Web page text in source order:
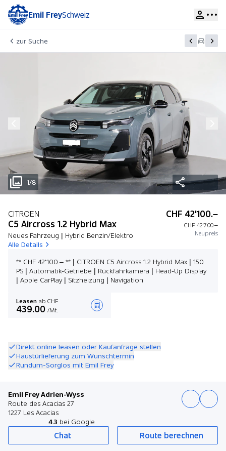
Emil FreySchweiz
zur Suche
1/8
CITROEN
C5 Aircross 1.2 Hybrid Max
Neues Fahrzeug | Hybrid Benzin/Elektro
Alle Details
CHF 42'100.–
CHF 42'700.–
Neupreis
** CHF 42'100.– ** | CITROEN C5 Aircross 1.2 Hybrid Max | 150
PS | Automatik-Getriebe | Rückfahrkamera | Head-Up Display
| Apple CarPlay | Sitzheizung | Navigation
Leasen ab CHF
439.00 /Mt.
Direkt online leasen oder Kaufanfrage stellen
Haustürlieferung zum Wunschtermin
Rundum-Sorglos mit Emil Frey
Emil Frey Adrien-Wyss
Route des Acacias 27
1227 Les Acacias
4.3 bei Google
Chat Route berechnen